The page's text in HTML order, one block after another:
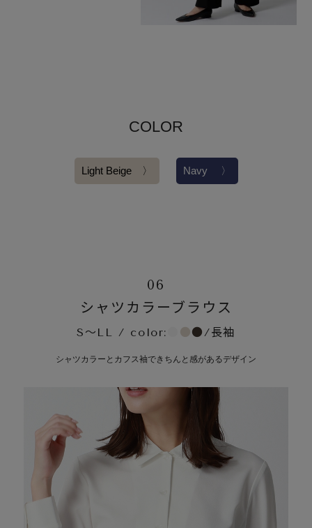
COLOR
Light Beige 〉 Navy 〉
06
シャツカラーブラウス
S～LL / color: ●●/長袖
シャツカラーとカフス袖できちんと感があるデザイン